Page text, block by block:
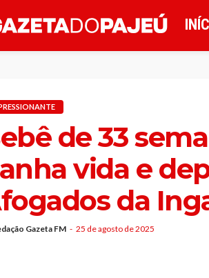
de 33
vida e
da
Gazeta FM 25 de agosto de 2025